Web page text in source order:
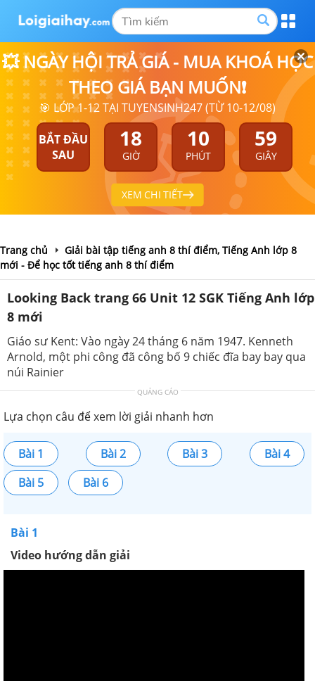
💥 NGÀY HỘI TRẢ GIÁ - MUA KHOÁ HỌC
THEO GIÁ BẠN MUỐN❗
🎯 LỚP 1-12 TẠI TUYENSINH247 (TỪ 10-12/08)
BẮT ĐẦU
SAU
18
GIỜ
10
PHÚT
58
GIÂY
XEM CHI TIẾT
Trang chủ
Giải bài tập tiếng anh 8 thí điểm, Tiếng Anh lớp 8
mới - Để học tốt tiếng anh 8 thí điểm
Looking Back trang 66 Unit 12 SGK Tiếng Anh lớp
8 mới
Giáo sư Kent: Vào ngày 24 tháng 6 năm 1947. Kenneth
Arnold, một phi công đã công bố 9 chiếc đĩa bay bay qua
núi Rainier
QUẢNG CÁO
Lựa chọn câu để xem lời giải nhanh hơn
Bài 1 Bài 2 Bài 3
Bài 4
Bài 5
Bài 6
Bài 1
Video hướng dẫn giải